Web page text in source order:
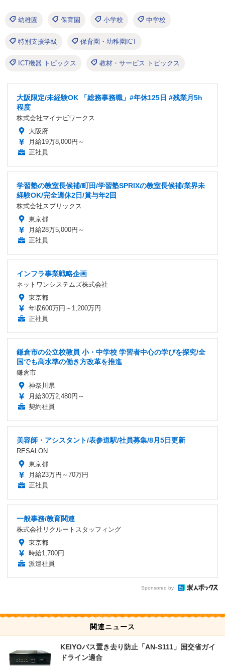
幼稚園 保育園 小学校 中学校
特別支援学級 保育園・幼稚園ICT
ICT機器 トピックス 教材・サービス トピックス
大阪限定/未経験OK 「総務事務職」#年休125日 #残業月5h
程度
株式会社マイナビワークス
大阪府
月給19万8,000円～
正社員
学習塾の教室長候補/町田/学習塾SPRIXの教室長候補/業界未
経験OK/完全週休2日/賞与年2回
株式会社スプリックス
東京都
月給28万5,000円～
正社員
インフラ事業戦略企画
ネットワンシステムズ株式会社
東京都
年収600万円～1,200万円
正社員
鎌倉市の公立校教員 小・中学校 学習者中心の学びを探究/全
国でも高水準の働き方改革を推進
鎌倉市
神奈川県
月給30万2,480円～
契約社員
美容師・アシスタント/表参道駅/社員募集/8月5日更新
RESALON
東京都
月給23万円～70万円
正社員
一般事務/教育関連
株式会社リクルートスタッフィング
東京都
時給1,700円
派遣社員
Sponsored by
関連ニュース
KEIYOバス置き去り防止「AN-S111」国交省ガイ
ドライン適合